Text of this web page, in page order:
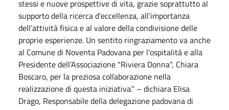
stessi e nuove prospettive di vita, grazie soprattutto al
supporto della ricerca d’eccellenza, all’importanza
dell’attività fisica e al valore della condivisione delle
proprie esperienze. Un sentito ringraziamento va anche
al Comune di Noventa Padovana per l’ospitalità e alla
Presidente dell’Associazione "Riviera Donna", Chiara
Boscaro, per la preziosa collaborazione nella
realizzazione di questa iniziativa.” – dichiara Elisa
Drago, Responsabile della delegazione padovana di